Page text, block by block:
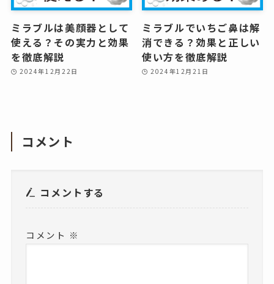
ミラブルは美顔器として
使える？その実力と効果
を徹底解説
2024年12月22日
ミラブルでいちご鼻は解
消できる？効果と正しい
使い方を徹底解説
2024年12月21日
コメント
コメントする
コメント ※